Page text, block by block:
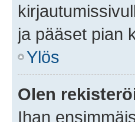
ja pääset pian
Ylös
Olen
Ihan